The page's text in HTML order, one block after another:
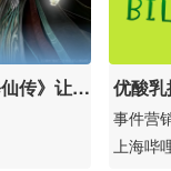
传》让伊
优酸乳
ILIBILI
事件营
上海哔